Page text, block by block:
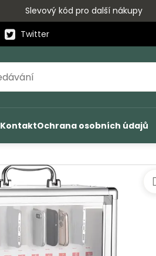
Slevový kód pro další nákupy
Twitter
KontaktOchrana osobních údajů